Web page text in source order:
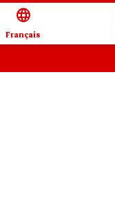
language
Français